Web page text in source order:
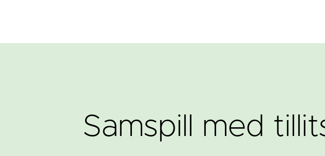
Samspill med